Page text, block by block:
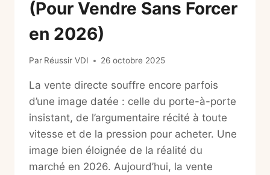
(Pour Vendre Sans Forcer
en 2026)
Par Réussir VDI 26 octobre 2025
La vente directe souffre encore parfois
d’une image datée : celle du porte-à-porte
insistant, de l’argumentaire récité à toute
vitesse et de la pression pour acheter. Une
image bien éloignée de la réalité du
marché en 2026. Aujourd’hui, la vente